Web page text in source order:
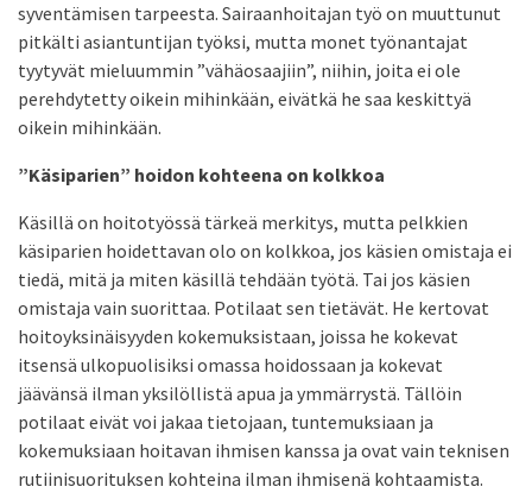
syventämisen tarpeesta. Sairaanhoitajan työ on muuttunut
pitkälti asiantuntijan työksi, mutta monet työnantajat
tyytyvät mieluummin ”vähäosaajiin”, niihin, joita ei ole
perehdytetty oikein mihinkään, eivätkä he saa keskittyä
oikein mihinkään.
”Käsiparien” hoidon kohteena on kolkkoa
Käsillä on hoitotyössä tärkeä merkitys, mutta pelkkien
käsiparien hoidettavan olo on kolkkoa, jos käsien omistaja ei
tiedä, mitä ja miten käsillä tehdään työtä. Tai jos käsien
omistaja vain suorittaa. Potilaat sen tietävät. He kertovat
hoitoyksinäisyyden kokemuksistaan, joissa he kokevat
itsensä ulkopuolisiksi omassa hoidossaan ja kokevat
jäävänsä ilman yksilöllistä apua ja ymmärrystä. Tällöin
potilaat eivät voi jakaa tietojaan, tuntemuksiaan ja
kokemuksiaan hoitavan ihmisen kanssa ja ovat vain teknisen
rutiinisuorituksen kohteina ilman ihmisenä kohtaamista.